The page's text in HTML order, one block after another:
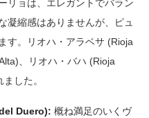
リョは、エレガントでバラン
凝縮感はありませんが、ピュ
す。リオハ・アラベサ (Rioja
、リオハ・バハ (Rioja
した。
Duero): 概ね満足のいくヴ